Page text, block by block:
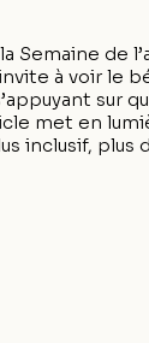
Semaine de
à voir le
sur
met en
inclusif, plus